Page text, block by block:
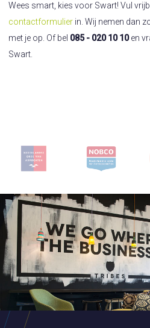
Wees smart, kies voor Swart! Vul
contactformulier in. Wij nemen dan
met je op. Of bel 085 - 020 10 10en
Swart.